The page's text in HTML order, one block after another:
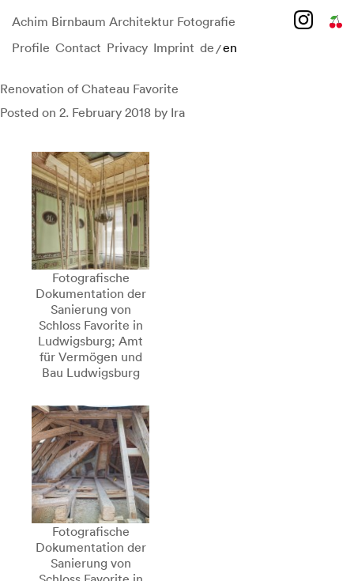
Achim Birnbaum Architektur Fotografie
Profile Contact Privacy Imprint de/en
Skip
content
Renovation of Chateau Favorite
Posted on 2. February 2018 by Ira
Fotografische
Dokumentation der
Sanierung von
Schloss Favorite in
Ludwigsburg; Amt
für Vermögen und
Bau Ludwigsburg
Fotografische
Dokumentation der
Sanierung von